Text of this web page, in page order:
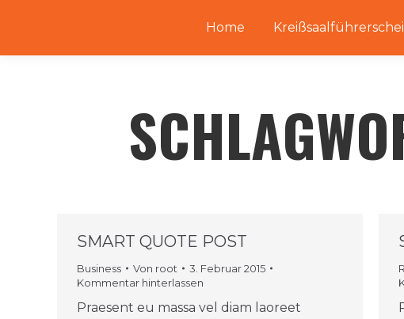
Home
SMART QUOTE POST
Business Von root
3. Februar 2015
Kommentar hinterlassen
Praesent eu massa vel diam laoreet